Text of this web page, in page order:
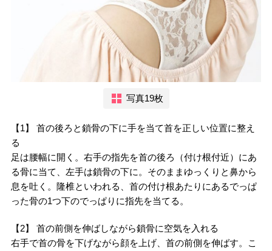
写真19枚
【1】 首の後ろと鎖骨の下に手を当て首を正しい位置に整え
る
足は腰幅に開く。右手の指先を首の後ろ（付け根付近）にあ
る骨に当て、左手は鎖骨の下に。そのままゆっくりと鼻から
息を吐く。隆椎といわれる、首の付け根あたりにあるでっぱ
った骨の1つ下のでっぱりに指先を当てる。
【2】 首の前側を伸ばしながら鎖骨に空気を入れる
右手で首の骨を下げながら顔を上げ、首の前側を伸ばす。こ